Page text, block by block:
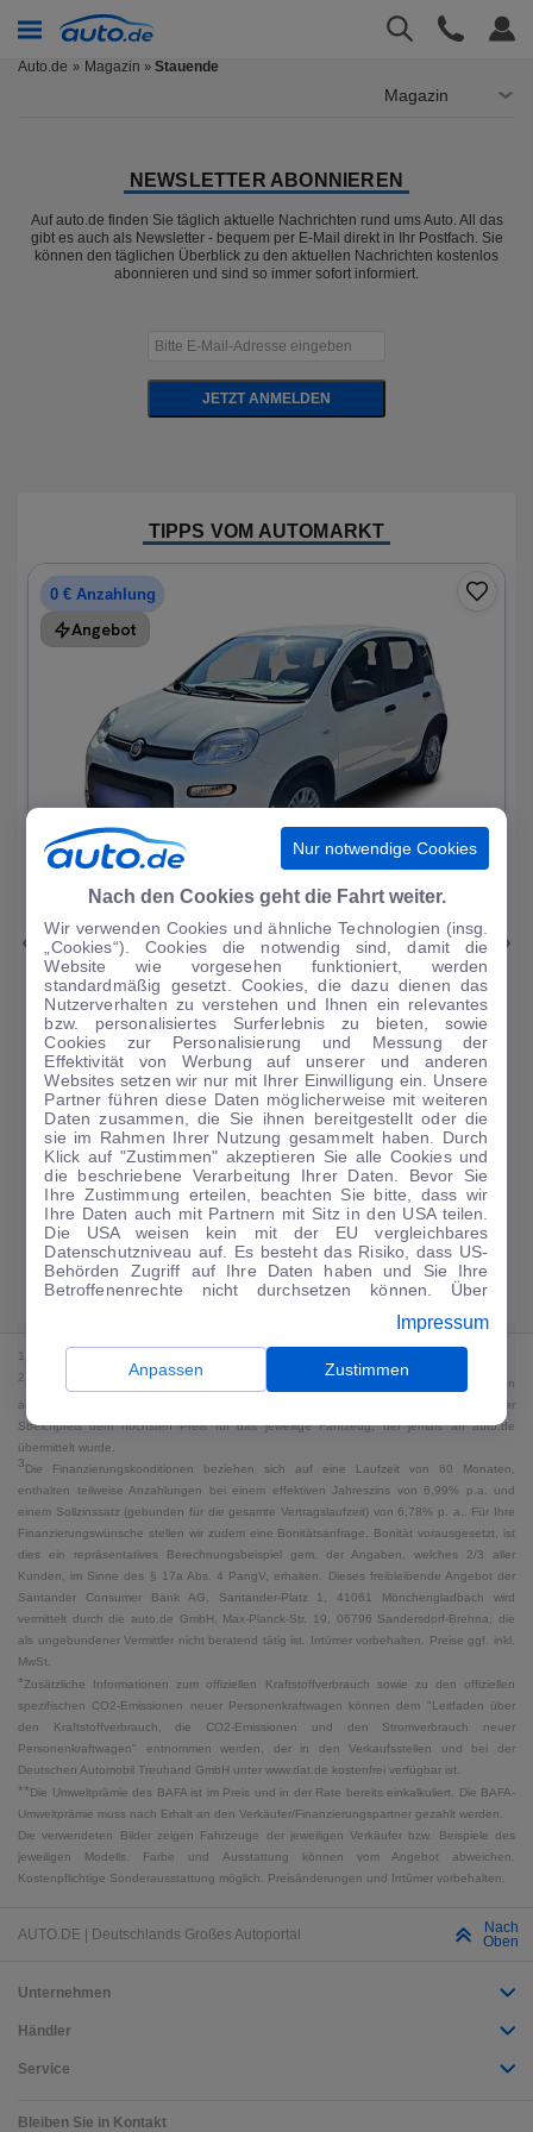
Auto.de Magazin » Stauende
Magazin
NEWSLETTER ABONNIEREN
Auf auto.de finden Sie täglich aktuelle Nachrichten rund ums Auto. All das
gibt es auch als Newsletter - bequem per E-Mail direkt in Ihr Postfach. Sie
können den täglichen Überblick zu den aktuellen Nachrichten kostenlos
abonnieren und sind so immer sofort informiert.
JETZT ANMELDEN
TIPPS VOM AUTOMARKT
0 € Anzahlung
Angebot
|15
Fiat Panda
1.0 Mild Hybrid Base neuwertig
1.214 km·05/2024· ·Benzin·Manuell
Finanzierung Kaufen
122€/mtl.
Guter Preis4
0 € Anzahlung ·60 Monate ·Finanzierungs-Details
Angebot anfragen Rate anpassen
Kraftstoffverbrauch komb. 6,3 l/100 km · CO₂-Emissionen komb. 145 g/km
· CO₂-Klasse E · WLTP*
1
2 Bei dem Streichpreis handelt es sich für Neufahrzeuge und junge Gebrauchte um den
an auto.de übermittelten Listenpreis. Für alle anderen Fahrzeuge entspricht der
Streichpreis dem höchsten Preis für das jeweilige Fahrzeug, der jemals an auto.de
übermittelt wurde.
3Die Finanzierungskonditionen beziehen sich auf eine Laufzeit von 60 Monaten,
enthalten teilweise Anzahlungen bei einem effektiven Jahreszins von 6,99% p.a. und
einem Sollzinssatz (gebunden für die gesamte Vertragslaufzeit) von 6,78% p. a.. Für Ihre
Finanzierungswünsche stellen wir zudem eine Bonitätsanfrage. Bonität vorausgesetzt, ist
dies ein repräsentatives Berechnungsbeispiel gem. der Angaben, welches 2/3 aller
Kunden, im Sinne des § 17a Abs. 4 PangV, erhalten. Dieses freibleibende Angebot der
Santander Consumer Bank AG, Santander-Platz 1, 41061 Mönchengladbach wird
vermittelt durch die auto.de GmbH, Max-Planck-Str. 19, 06796 Sandersdorf-Brehna, die
als ungebundener Vermittler nicht beratend tätig ist. Irrtümer vorbehalten. Preise ggf. inkl.
MwSt.
*Zusätzliche Informationen zum offiziellen Kraftstoffverbrauch sowie zu den offiziellen
spezifischen CO2-Emissionen neuer Personenkraftwagen können dem "Leitfaden über
den Kraftstoffverbrauch, die CO2-Emissionen und den Stromverbrauch neuer
Personenkraftwagen" entnommen werden, der in den Verkaufsstellen und bei der
Deutschen Automobil Treuhand GmbH unter www.dat.de kostenfrei verfügbar ist.
**Die Umweltprämie des BAFA ist im Preis und in der Rate bereits einkalkuliert. Die BAFA-
Umweltprämie muss nach Erhalt an den Verkäufer/Finanzierungspartner gezahlt werden.
Die verwendeten Bilder zeigen Fahrzeuge der jeweiligen Verkäufer bzw. Beispiele des
jeweiligen Modells. Farbe und Ausstattung können vom Angebot abweichen.
Kostenpflichtige Sonderausstattung möglich. Preisänderungen und Irrtümer vorbehalten.
AUTO.DE | Deutschlands Großes Autoportal
Nach
Oben
Unternehmen
Händler
Service
Bleiben Sie in Kontakt
Nur notwendige Cookies
Nach den Cookies geht die Fahrt weiter.
Wir verwenden Cookies und ähnliche Technologien (insg.
„Cookies“). Cookies die notwendig sind, damit die
Website wie vorgesehen funktioniert, werden
standardmäßig gesetzt. Cookies, die dazu dienen das
Nutzerverhalten zu verstehen und Ihnen ein relevantes
bzw. personalisiertes Surferlebnis zu bieten, sowie
Cookies zur Personalisierung und Messung der
Effektivität von Werbung auf unserer und anderen
Websites setzen wir nur mit Ihrer Einwilligung ein. Unsere
Partner führen diese Daten möglicherweise mit weiteren
Daten zusammen, die Sie ihnen bereitgestellt oder die
sie im Rahmen Ihrer Nutzung gesammelt haben. Durch
Klick auf "Zustimmen" akzeptieren Sie alle Cookies und
die beschriebene Verarbeitung Ihrer Daten. Bevor Sie
Ihre Zustimmung erteilen, beachten Sie bitte, dass wir
Ihre Daten auch mit Partnern mit Sitz in den USA teilen.
Die USA weisen kein mit der EU vergleichbares
Datenschutzniveau auf. Es besteht das Risiko, dass US-
Behörden Zugriff auf Ihre Daten haben und Sie Ihre
Betroffenenrechte nicht durchsetzen können. Über
anpassen. Dies ist auch später jederzeit im Bereich
Cookie-Richtliniemöglich. Weitere Informationen finden
Sie in unsererDatenschutzerklärung .
Impressum
Anpassen Zustimmen